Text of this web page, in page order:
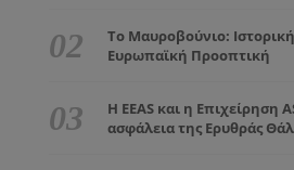
Το Μαυροβούνιο:
Ευρωπαϊκή Προοπτική
Η EEAS και η Επιχείρηση
ασφάλεια της Ερυθράς